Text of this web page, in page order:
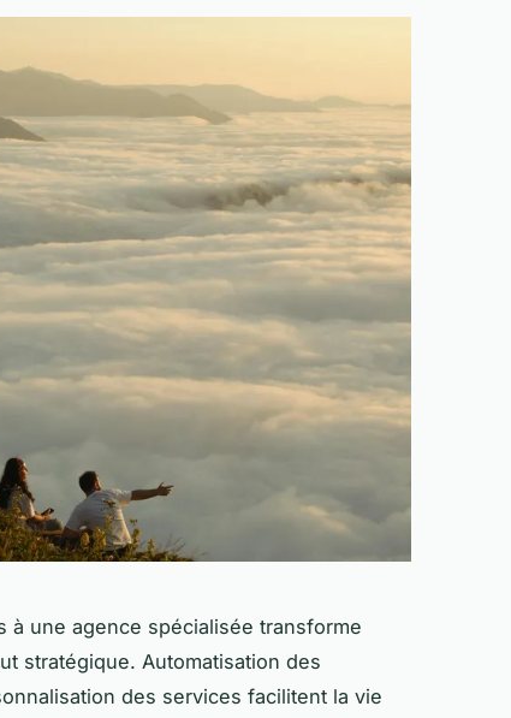
à une agence spécialisée transforme
stratégique. Automatisation des
des services facilitent la vie